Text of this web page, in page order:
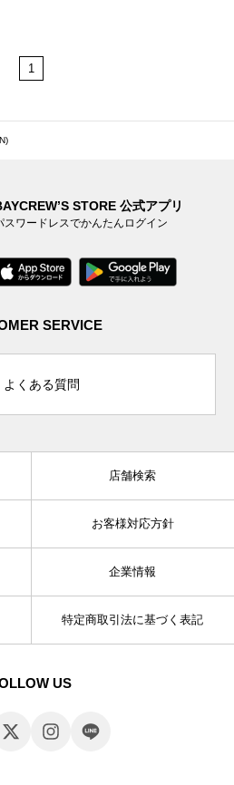
1
STORE 公式アプリ
スワードレスでかんたんログイン
SERVICE
よくある質問
店舗検索
お客様対応方針
企業情報
特定商取引法に基づく表記
US